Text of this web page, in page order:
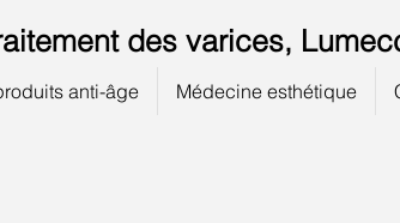
des varices,
anti-âge Médecine esthétique